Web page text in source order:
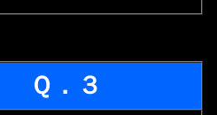
Ｑ．３